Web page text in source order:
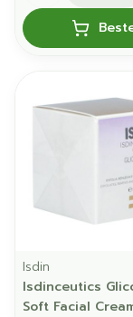
Isdin
Isdinceutics
Soft Facial